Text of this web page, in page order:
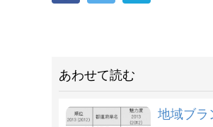
あわせて読む
地域ブ